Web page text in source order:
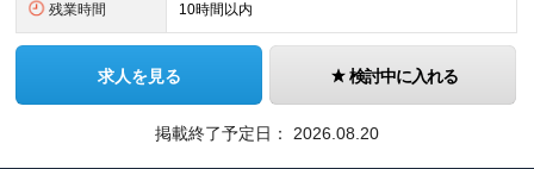
残業時間 10時間以内
求人を見る 検討中に入れる
掲載終了予定日： 2026.08.20